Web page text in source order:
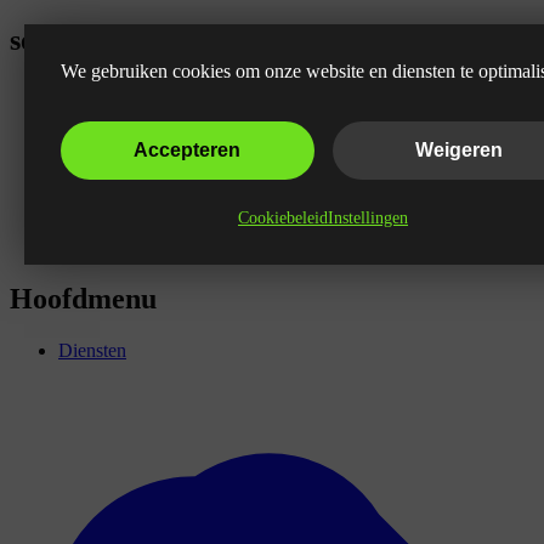
seo specialist inhuren
Hoofdmenu
Diensten
We gebruiken cookies om onze website en diensten te
Accepteren Weigeren
CookiebeleidInstellingen